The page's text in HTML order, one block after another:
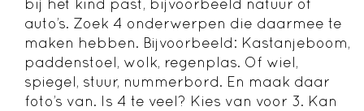
bij het kind past, bijvoorbeeld natuur of
auto’s. Zoek 4 onderwerpen die daarmee te
maken hebben. Bijvoorbeeld: Kastanjeboom,
paddenstoel, wolk, regenplas. Of wiel,
spiegel, stuur, nummerbord. En maak daar
foto’s van. Is 4 te veel? Kies van voor 3. Kan